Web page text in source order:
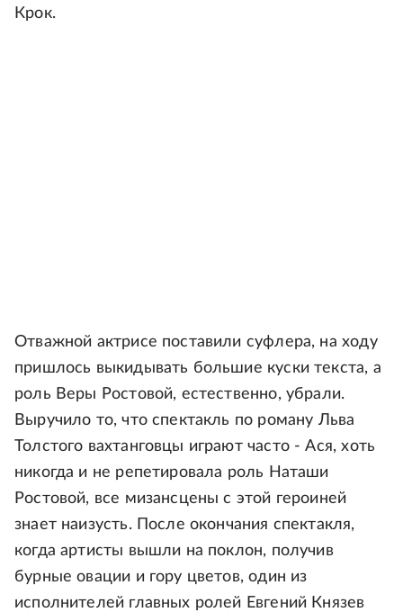
Крок.
Отважной актрисе поставили суфлера, на ходу
пришлось выкидывать большие куски текста, а
роль Веры Ростовой, естественно, убрали.
Выручило то, что спектакль по роману Льва
Толстого вахтанговцы играют часто - Ася, хоть
никогда и не репетировала роль Наташи
Ростовой, все мизансцены с этой героиней
знает наизусть. После окончания спектакля,
когда артисты вышли на поклон, получив
бурные овации и гору цветов, один из
исполнителей главных ролей Евгений Князев